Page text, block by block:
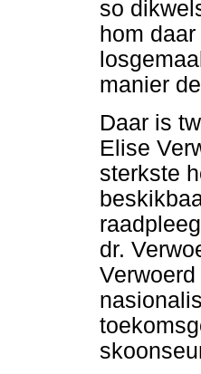
so
hom
manier
Daar is
Elise
sterkste
dr.